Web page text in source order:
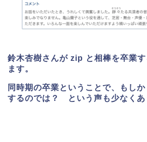
鈴木杏樹さんが zip と相棒を卒業
ます。
同時期の卒業ということで、もし
するのでは？ という声も少なくあ